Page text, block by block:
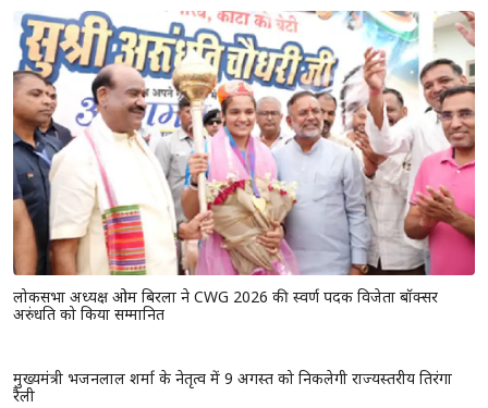
लोकसभा अध्यक्ष ओम बिरला ने CWG 2026 की स्वर्ण पदक विजेता बॉक्सर
अरुंधति को किया सम्मानित